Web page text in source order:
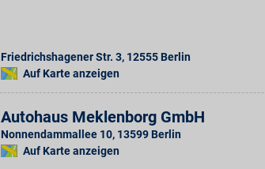
Friedrichshagener Str. 3, 12555 Berlin
Auf Karte anzeigen
Autohaus Meklenborg GmbH
Nonnendammallee 10, 13599 Berlin
Auf Karte anzeigen